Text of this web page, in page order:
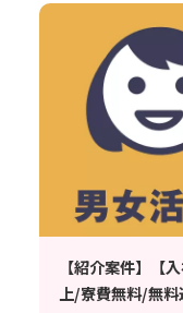
【紹介案件】【
上/寮費無料/無料